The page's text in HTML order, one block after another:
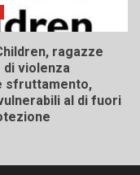
ragazze
violenza
sfruttamento,
al di fuori